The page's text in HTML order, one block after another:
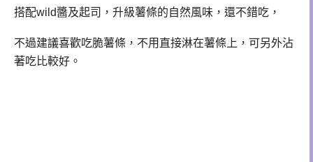
搭配wild醬及起司，升級薯條的自然風味，還不錯吃，
不過建議喜歡吃脆薯條，不用直接淋在薯條上，可另外沾
著吃比較好。